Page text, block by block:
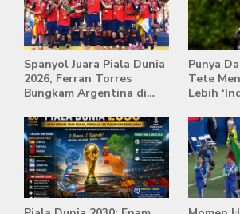
Spanyol Juara Piala Dunia
2026, Ferran Torres
Bungkam Argentina di
Punya
Tete
Lebih